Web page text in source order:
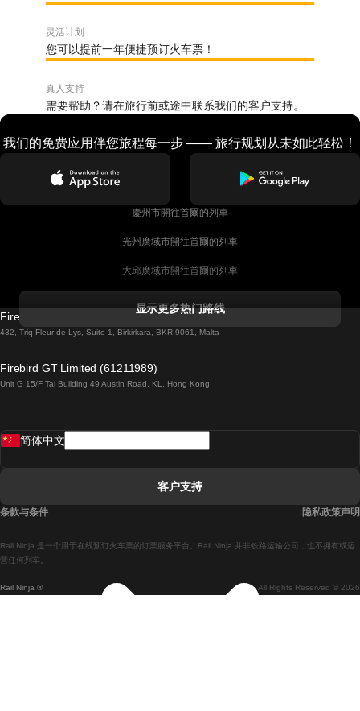
灵活计划
您可以提前一年便捷预订火车票！
真人支持
需要帮助？请在旅行前或途中联系我们的客户支持。
我们的免费应用伴您旅程每一步 —— 旅行规划从未如此轻松！
慶州市開往首爾的列車
光州廣域市開往首爾的列車
大邱廣域市開往首爾的列車
都柏林開往戈尔韦的列車
羅馬開往拿坡里的列車
馬德里開往巴塞罗那的列車
显示更多热门路线
Firebird GT Limited (OC 1451)
432, Triq Fleur de Lys, Suite 1, Birkirkara, BKR 9061, Malta
Firebird GT Limited (61211989)
Unit G 15/F Tal Building 49 Austin Road, KL, Hong Kong
Rail Ninja ® All Rights Reserved © 2026
Rail Ninja 是一个用于在线预订火车票的订票服务平台。Rail Ninja 并非铁路运输公司，也不拥有或运
营任何列车。
简体中文
客户支持
条款与条件 隐私政策声明